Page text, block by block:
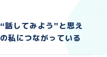
話してみよう”と思え
私につながっている